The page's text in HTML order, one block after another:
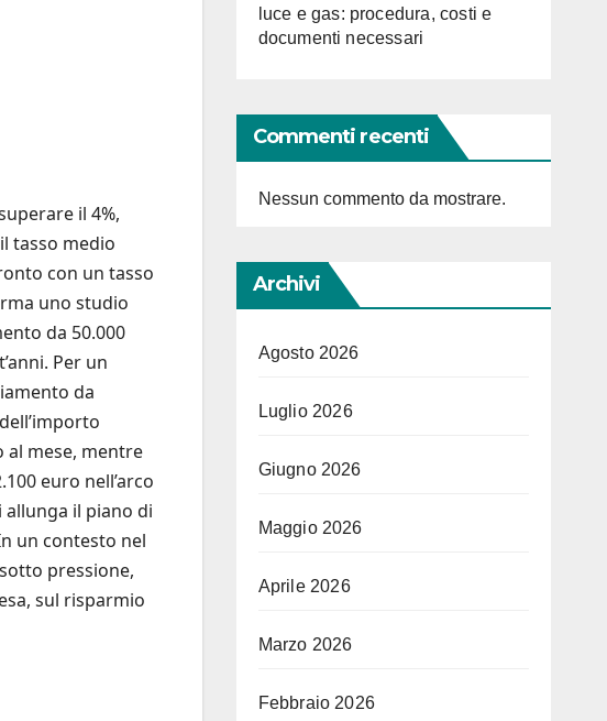
il 4%,
tasso medio
con un tasso
uno studio
da 50.000
Per un
da
al mese, mentre
euro nell’arco
il piano di
un contesto nel
pressione,
sul risparmio
luce e gas: procedura, costi e
documenti necessari
Commenti recenti
Nessun commento da mostrare.
Archivi
Agosto 2026
Luglio 2026
Giugno 2026
Maggio 2026
Aprile 2026
Marzo 2026
Febbraio 2026